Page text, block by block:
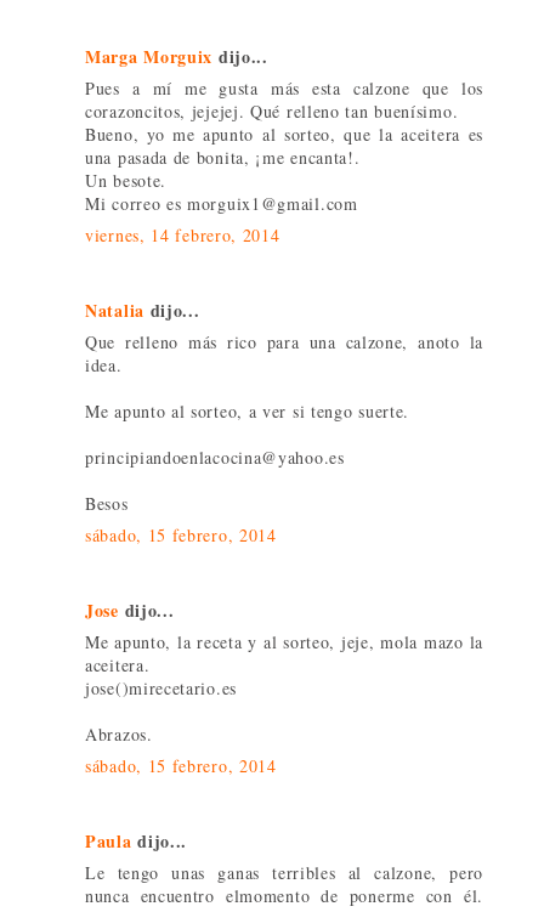
Marga Morguix dijo...
Pues a mí me gusta más esta calzone que los
corazoncitos, jejejej. Qué relleno tan buenísimo.
Bueno, yo me apunto al sorteo, que la aceitera es
una pasada de bonita, ¡me encanta!.
Un besote.
Mi correo es morguix1@gmail.com
viernes, 14 febrero, 2014
Natalia dijo...
Que relleno más rico para una calzone, anoto la
idea.
Me apunto al sorteo, a ver si tengo suerte.
principiandoenlacocina@yahoo.es
Besos
sábado, 15 febrero, 2014
Jose dijo...
Me apunto, la receta y al sorteo, jeje, mola mazo la
aceitera.
jose()mirecetario.es
Abrazos.
sábado, 15 febrero, 2014
Paula dijo...
Le tengo unas ganas terribles al calzone, pero
nunca encuentro elmomento de ponerme con él.